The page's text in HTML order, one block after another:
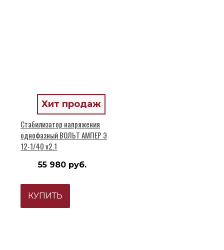
Хит продаж
Стабилизатор напряжения
однофазный ВОЛЬТ АМПЕР Э
12-1/40 v2.1
55 980 руб.
КУПИТЬ